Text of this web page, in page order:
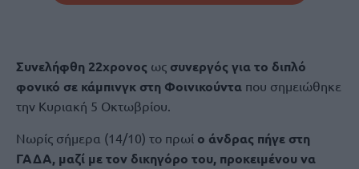
Συνελήφθη 22χρονος ως συνεργός για το διπλό
φονικό σε κάμπινγκ στη Φοινικούντα που σημειώθηκε
την Κυριακή 5 Οκτωβρίου.
Νωρίς σήμερα (14/10) το πρωί ο άνδρας πήγε στη
ΓΑΔΑ, μαζί με τον δικηγόρο του, προκειμένου να